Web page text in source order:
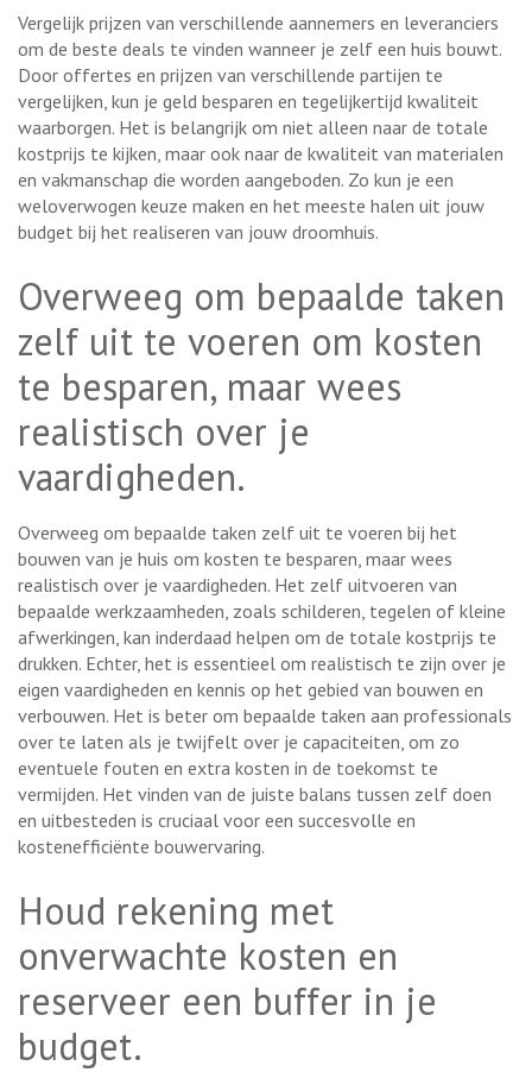
Vergelijk prijzen van verschillende aannemers en leveranciers
om de beste deals te vinden wanneer je zelf een huis bouwt.
Door offertes en prijzen van verschillende partijen te
vergelijken, kun je geld besparen en tegelijkertijd kwaliteit
waarborgen. Het is belangrijk om niet alleen naar de totale
kostprijs te kijken, maar ook naar de kwaliteit van materialen
en vakmanschap die worden aangeboden. Zo kun je een
weloverwogen keuze maken en het meeste halen uit jouw
budget bij het realiseren van jouw droomhuis.
Overweeg om bepaalde taken
zelf uit te voeren om kosten
te besparen, maar wees
realistisch over je
vaardigheden.
Overweeg om bepaalde taken zelf uit te voeren bij het
bouwen van je huis om kosten te besparen, maar wees
realistisch over je vaardigheden. Het zelf uitvoeren van
bepaalde werkzaamheden, zoals schilderen, tegelen of kleine
afwerkingen, kan inderdaad helpen om de totale kostprijs te
drukken. Echter, het is essentieel om realistisch te zijn over je
eigen vaardigheden en kennis op het gebied van bouwen en
verbouwen. Het is beter om bepaalde taken aan professionals
over te laten als je twijfelt over je capaciteiten, om zo
eventuele fouten en extra kosten in de toekomst te
vermijden. Het vinden van de juiste balans tussen zelf doen
en uitbesteden is cruciaal voor een succesvolle en
kostenefficiënte bouwervaring.
Houd rekening met
onverwachte kosten en
reserveer een buffer in je
budget.